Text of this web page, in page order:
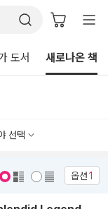
도서 새로나온 책
선택
옵션1